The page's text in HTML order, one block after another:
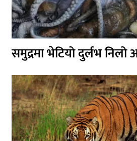
समुद्रमा भेटियो दुर्लभ निलो